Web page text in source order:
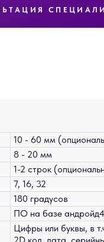
10 - 60 мм
8 - 20 мм
1-2 строк
7, 16, 32
180 градусов
ПО на базе
Цифры или буквы, в